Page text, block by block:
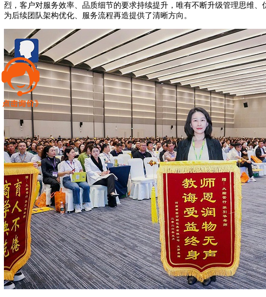
烈，客户对服务效率、品质细节的要求持续提升，唯有不断升级管理思维
为后续团队架构优化、服务流程再造提供了清晰方向。